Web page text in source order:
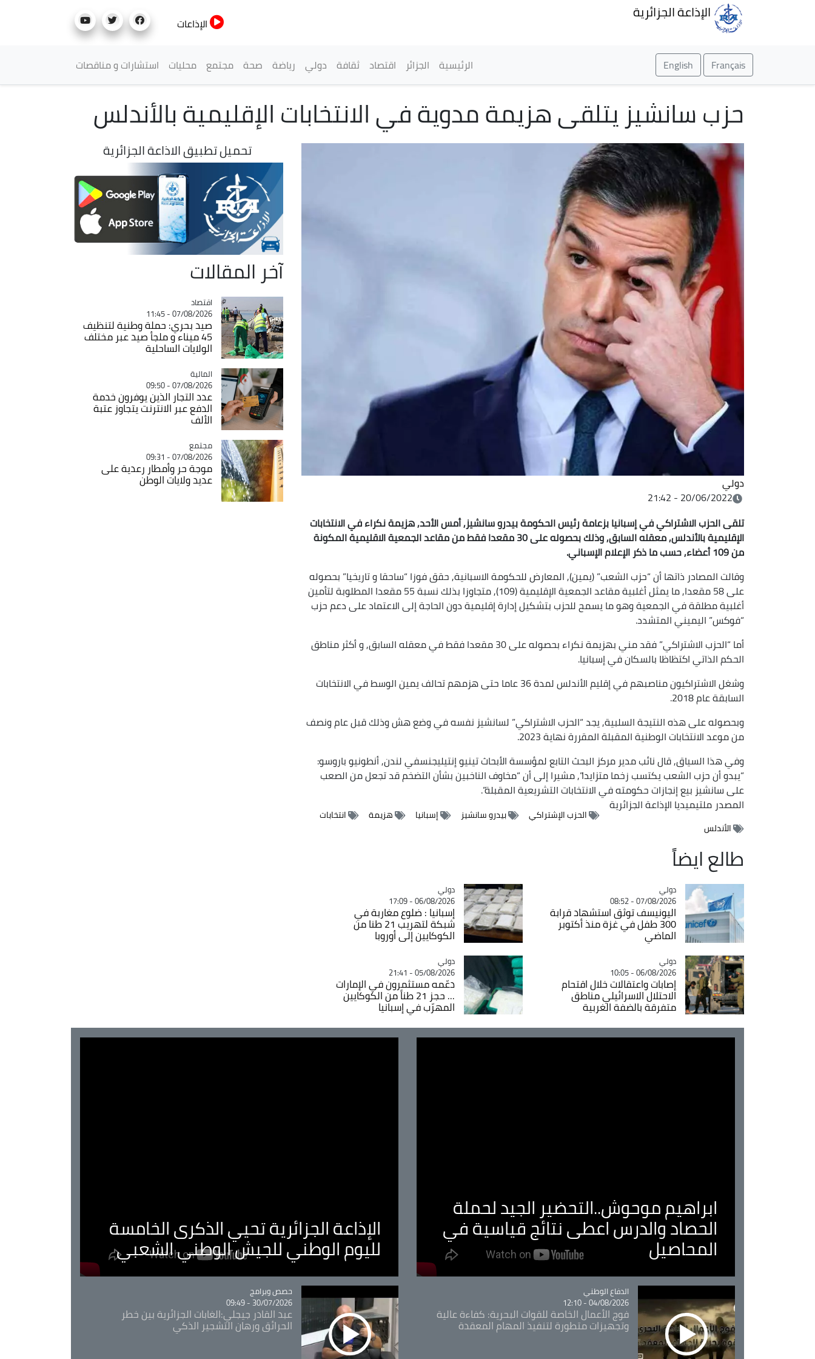
الإذاعة الجزائرية
الإذاعات
Français
English القائمة الرئيسية
الرئيسية الجزائر اقتصاد ثقافة دولي رياضة صحة مجتمع محليات استشارات و مناقصات
حزب سانشيز يتلقى هزيمة مدوية في الانتخابات الإقليمية بالأندلس
دولي
20/06/2022 - 21:42
تلقى الحزب الاشتراكي في إسبانيا بزعامة رئيس الحكومة بيدرو سانشيز, أمس الأحد, هزيمة نكراء في الانتخابات
الإقليمية بالأندلس, معقله السابق, وذلك بحصوله على 30 مقعدا فقط من مقاعد الجمعية الاقليمية المكونة
من 109 أعضاء, حسب ما ذكر الإعلام الإسباني.
وقالت المصادر ذاتها أن “حزب الشعب” (يمين), المعارض للحكومة الاسبانية, حقق فوزا “ساحقا و تاريخيا” بحصوله
على 58 مقعدا, ما يمثل أغلبية مقاعد الجمعية الإقليمية (109), متجاوزا بذلك نسبة 55 مقعدا المطلوبة لتأمين
أغلبية مطلقة في الجمعية وهو ما يسمح للحزب بتشكيل إدارة إقليمية دون الحاجة إلى الاعتماد على دعم حزب
“فوكس” اليميني المتشدد.
أما “الحزب الاشتراكي” فقد مني بهزيمة نكراء بحصوله على 30 مقعدا فقط في معقله السابق, و أكثر مناطق
الحكم الذاتي اكتظاظا بالسكان في إسبانيا.
وشغل الاشتراكيون مناصبهم في إقليم الأندلس لمدة 36 عاما حتى هزمهم تحالف يمين الوسط في الانتخابات
السابقة عام 2018.
وبحصوله على هذه النتيجة السلبية, يجد “الحزب الاشتراكي” لسانشيز نفسه في وضع هش وذلك قبل عام ونصف
من موعد الانتخابات الوطنية المقبلة المقررة نهاية 2023.
وفي هذا السياق, قال نائب مدير مركز البحث التابع لمؤسسة الأبحاث تينيو إنتيليجنسفي لندن, أنطونيو باروسو:
“يبدو أن حزب الشعب يكتسب زخما متزايدا”, مشيرا إلى أن “مخاوف الناخبين بشأن التضخم قد تجعل من الصعب
على سانشيز بيع إنجازات حكومته في الانتخابات التشريعية المقبلة”.
المصدر ملتيميديا الإذاعة الجزائرية
الحزب الإشتراكي بيدرو سانشيز إسبانيا هزيمة
انتخابات
الأندلس
طالع ايضاً
Catégorie
دولي
07/08/2026 - 08:52
اليونيسف توثق استشهاد قرابة
300 طفل في غزة منذ أكتوبر
الماضي
Catégorie
دولي
06/08/2026 - 17:09
إسبانيا : ضلوع مغاربة في
شبكة لتهريب 21 طنا من
الكوكايين إلى أوروبا
Catégorie
دولي
06/08/2026 - 10:05
إصابات واعتقالات خلال اقتحام
الاحتلال الاسرائيلي مناطق
متفرقة بالضفة الغربية
Catégorie
دولي
05/08/2026 - 21:41
دعّمه مستثمرون في الإمارات
... حجز 21 طناً من الكوكايين
المهرّب في إسبانيا
تحميل تطبيق الاذاعة الجزائرية
آخر المقالات
Catégorie
اقتصاد
07/08/2026 - 11:45
صيد بحري: حملة وطنية لتنظيف
45 ميناء و ملجأ صيد عبر مختلف
الولايات الساحلية
Catégorie
المالية
07/08/2026 - 09:50
عدد التجار الذين يوفرون خدمة
الدفع عبر الانترنت يتجاوز عتبة
الألف
Catégorie
مجتمع
07/08/2026 - 09:31
موجة حر وأمطار رعدية على
عديد ولايات الوطن
ابراهيم موحوش..التحضير الجيد لحملة
الحصاد والدرس اعطى نتائج قياسية في
المحاصيل
الإذاعة الجزائرية تحيي الذكرى الخامسة
لليوم الوطني للجيش الوطني الشعبي
Catégorie
الدفاع الوطني
04/08/2026 - 12:10
فوج الأعمال الخاصة للقوات البحرية: كفاءة عالية
وتجهيزات متطورة لتنفيذ المهام المعقدة
Catégorie
حصص وبرامج
30/07/2026 - 09:49
عبد القادر جيجلي:الغابات الجزائرية بين خطر
الحرائق ورهان التشجير الذكي